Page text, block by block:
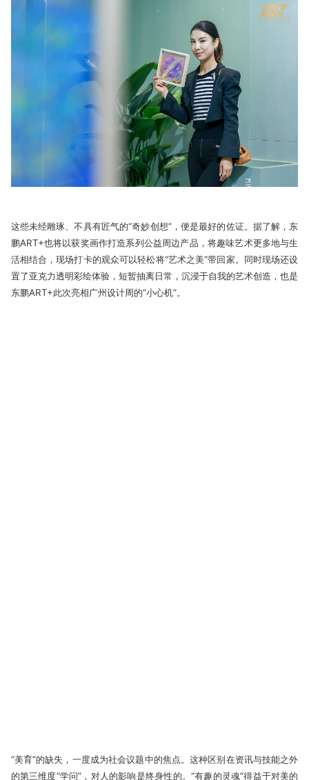
这些未经雕琢、不具有匠气的“奇妙创想”，便是最好的佐证。据了解，东
鹏ART+也将以获奖画作打造系列公益周边产品，将趣味艺术更多地与生
活相结合，现场打卡的观众可以轻松将“艺术之美”带回家。同时现场还设
置了亚克力透明彩绘体验，短暂抽离日常，沉浸于自我的艺术创造，也是
东鹏ART+此次亮相广州设计周的“小心机”。
“美育”的缺失，一度成为社会议题中的焦点。这种区别在资讯与技能之外
的第三维度“学问”，对人的影响是终身性的。“有趣的灵魂”得益于对美的